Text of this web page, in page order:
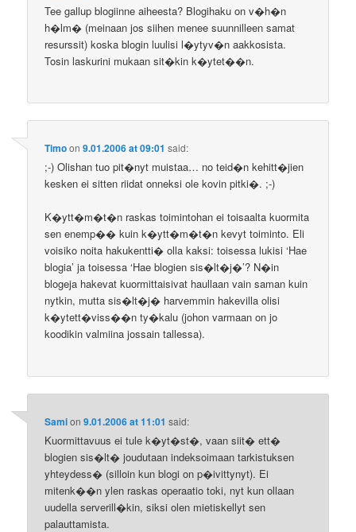
Tee gallup blogiinne aiheesta? Blogihaku on v�h�n
h�lm� (meinaan jos siihen menee suunnilleen samat
resurssit) koska blogin luulisi l�ytyv�n aakkosista.
Tosin laskurini mukaan sit�kin k�ytet��n.
Timoon9.01.2006 at 09:01 said:
;-) Olishan tuo pit�nyt muistaa… no teid�n kehitt�jien
kesken ei sitten riidat onneksi ole kovin pitki�. ;-)
K�ytt�m�t�n raskas toimintohan ei toisaalta kuormita
sen enemp�� kuin k�ytt�m�t�n kevyt toiminto. Eli
voisiko noita hakukentti� olla kaksi: toisessa lukisi ‘Hae
blogia’ ja toisessa ‘Hae blogien sis�lt�j�’? N�in
blogeja hakevat kuormittaisivat haullaan vain saman kuin
nytkin, mutta sis�lt�j� harvemmin hakevilla olisi
k�ytett�viss��n ty�kalu (johon varmaan on jo
koodikin valmiina jossain tallessa).
Samion9.01.2006 at 11:01 said:
Kuormittavuus ei tule k�yt�st�, vaan siit� ett�
blogien sis�lt� joudutaan indeksoimaan tarkistuksen
yhteydess� (silloin kun blogi on p�ivittynyt). Ei
mitenk��n ylen raskas operaatio toki, nyt kun ollaan
uudella serverill�kin, siksi olen mietiskellyt sen
palauttamista.